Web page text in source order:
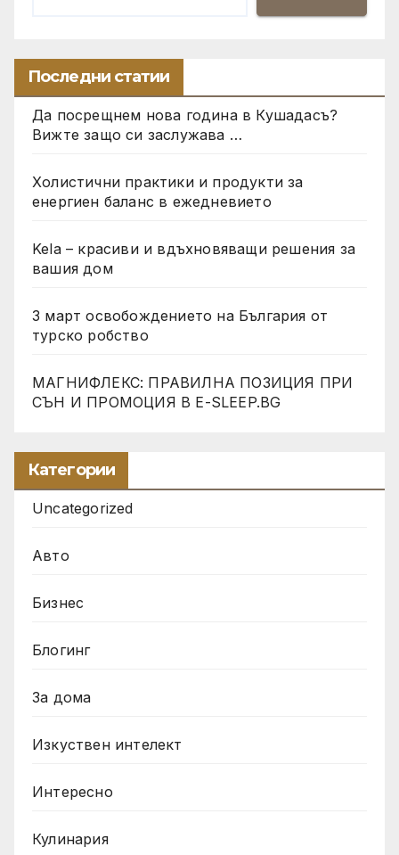
Последни статии
Да посрещнем нова година в Кушадасъ?
Вижте защо си заслужава …
Холистични практики и продукти за
енергиен баланс в ежедневието
Kela – красиви и вдъхновяващи решения за
вашия дом
3 март освобождението на България от
турско робство
МАГНИФЛЕКС: ПРАВИЛНА ПОЗИЦИЯ ПРИ
СЪН И ПРОМОЦИЯ В Е-SLEEP.BG
Категории
Uncategorized
Авто
Бизнес
Блогинг
За дома
Изкуствен интелект
Интересно
Кулинария